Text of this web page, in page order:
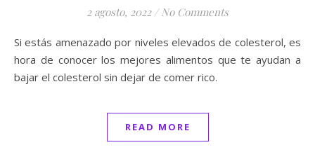
2 agosto, 2022 / No Comments
Si estás amenazado por niveles elevados de colesterol, es
hora de conocer los mejores alimentos que te ayudan a
bajar el colesterol sin dejar de comer rico.
READ MORE